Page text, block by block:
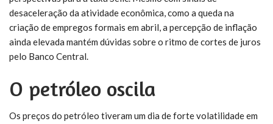
desaceleração da atividade econômica, como a queda na
criação de empregos formais em abril, a percepção de inflação
ainda elevada mantém dúvidas sobre o ritmo de cortes de juros
pelo Banco Central.
O petróleo oscila
Os preços do petróleo tiveram um dia de forte volatilidade em